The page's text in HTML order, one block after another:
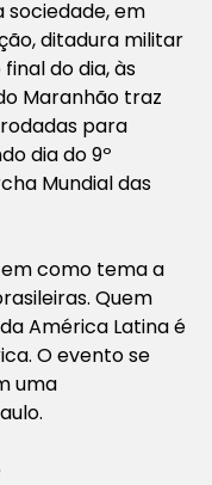
sociedade, em
ditadura militar
do dia, às
Maranhão traz
para
dia do 9º
Mundial das
como tema a
Quem
América Latina é
O evento se
uma